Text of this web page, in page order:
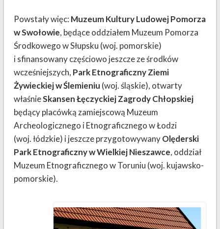
Powstały więc: Muzeum Kultury Ludowej Pomorza
w Swołowie, będące oddziałem Muzeum Pomorza
Środkowego w Słupsku (woj. pomorskie)
i sfinansowany częściowo jeszcze ze środków
wcześniejszych, Park Etnograficzny Ziemi
Żywieckiej w Ślemieniu (woj. śląskie), otwarty
właśnieSkansen Łęczyckiej Zagrody Chłopskiej
będący placówką zamiejscową Muzeum
Archeologicznego i Etnograficznego w Łodzi
(woj. łódzkie) i jeszcze przygotowywanyOlęderski
Park Etnograficzny w Wielkiej Nieszawce, oddział
Muzeum Etnograficznego w Toruniu (woj. kujawsko-
pomorskie).